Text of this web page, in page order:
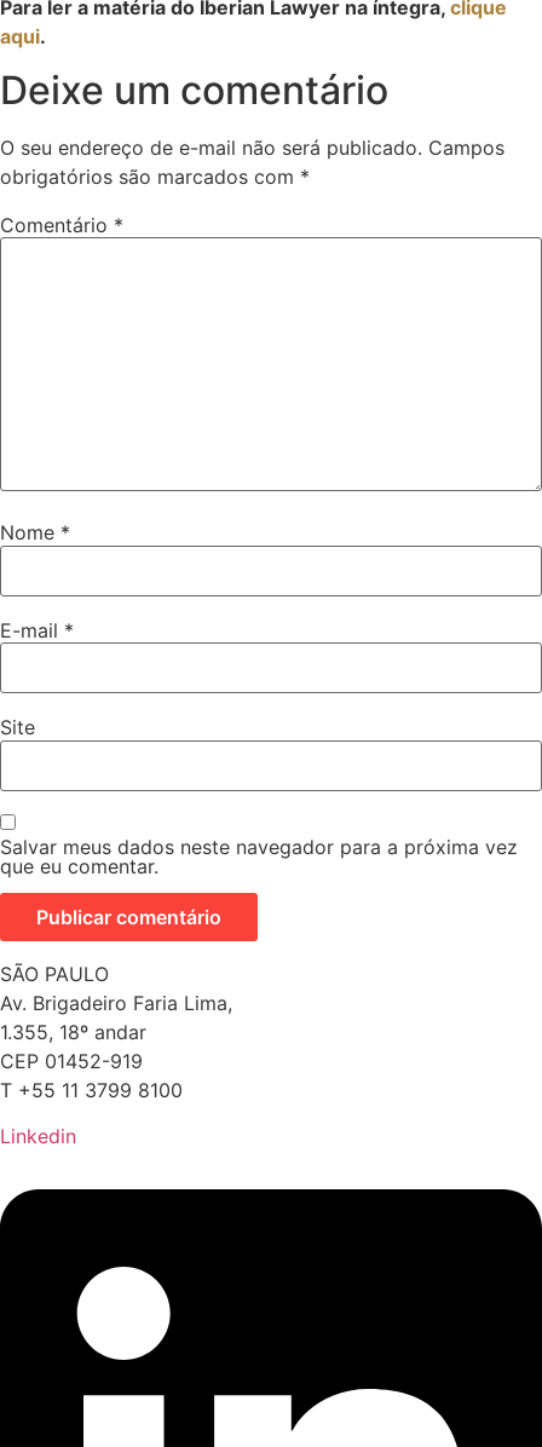
Para ler a matéria do Iberian Lawyer na íntegra, clique
aqui.
Deixe um comentário
O seu endereço de e-mail não será publicado. Campos
obrigatórios são marcados com *
Comentário *
Nome *
E-mail *
Site
Salvar meus dados neste navegador para a próxima vez
que eu comentar.
SÃO PAULO
Av. Brigadeiro Faria Lima,
1.355, 18º andar
CEP 01452-919
T +55 11 3799 8100
Linkedin